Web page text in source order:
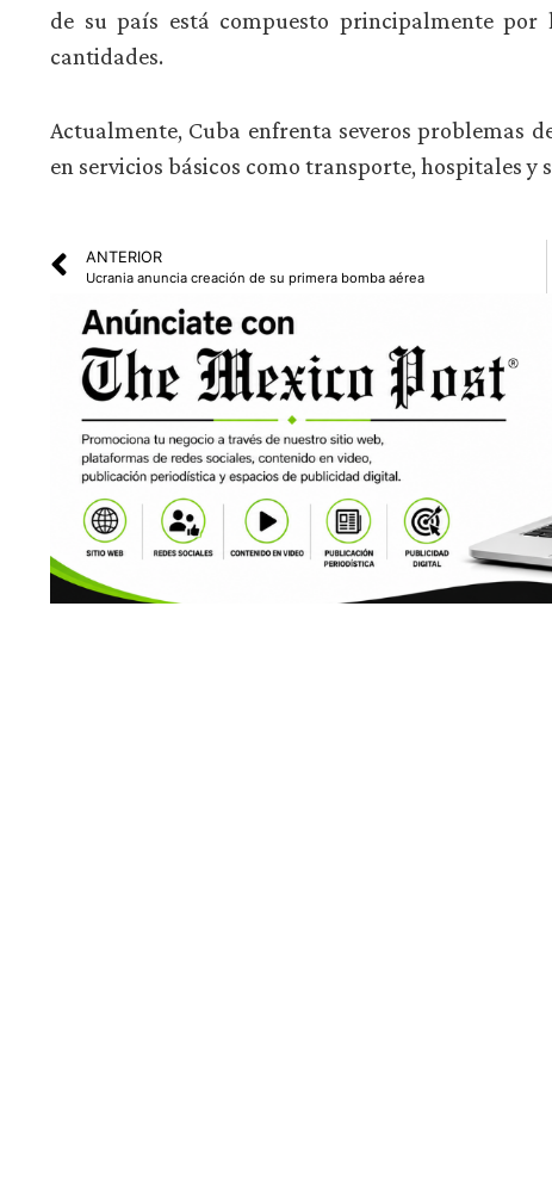
de su país está compuesto principalmente
cantidades.
Actualmente, Cuba enfrenta severos problemas
en servicios básicos como transporte, hospitales y
ANTERIOR
Ucrania anuncia creación de su primera bomba aérea